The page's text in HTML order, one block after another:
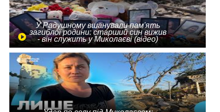
У Радушному вшанували пам'ять
загиблої родини: старший син вижив
- він служить у Миколаєві (відео)